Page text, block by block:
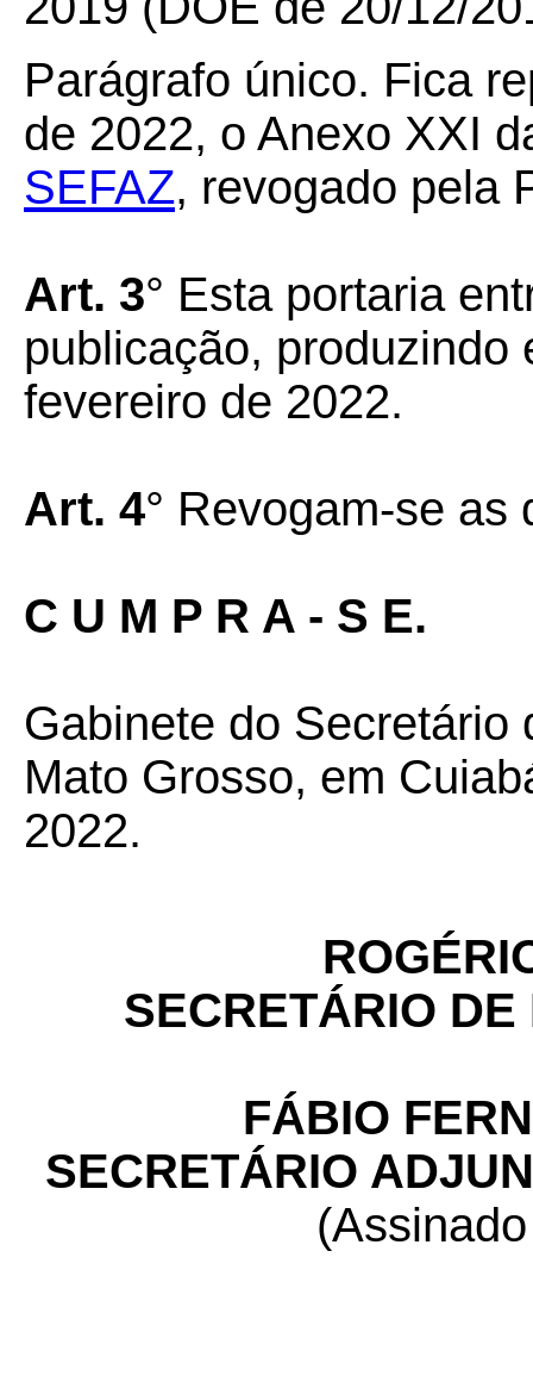
Parágrafo único. Fica
de 2022, o Anexo XXI
SEFAZ, revogado pela
Art. 3° Esta portaria
publicação, produzindo
fevereiro de 2022.
Art. 4° Revogam-se as
C U M P R A - S E.
Gabinete do Secretário
Mato Grosso, em
2022.
SECRETÁRIO
FÁBIO
SECRETÁRIO